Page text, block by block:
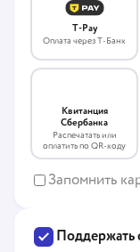
T-Pay
Оплата через Т-Банк
Квитанция
Сбербанка
Распечатать или
оплатить по QR-коду
Запомнить
Поддержать